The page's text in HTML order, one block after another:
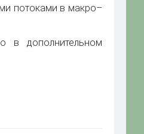
потоками в макро–
в дополнительном